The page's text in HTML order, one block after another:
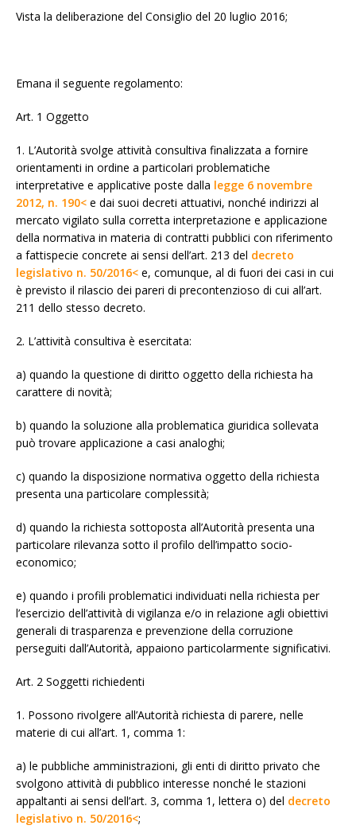
Vista la deliberazione del Consiglio del 20 luglio 2016;
Emana il seguente regolamento:
Art. 1 Oggetto
1. L’Autorità svolge attività consultiva finalizzata a fornire
orientamenti in ordine a particolari problematiche
interpretative e applicative poste dalla legge 6 novembre
2012, n. 190< e dai suoi decreti attuativi, nonché indirizzi al
mercato vigilato sulla corretta interpretazione e applicazione
della normativa in materia di contratti pubblici con riferimento
a fattispecie concrete ai sensi dell’art. 213 del decreto
legislativo n. 50/2016< e, comunque, al di fuori dei casi in cui
è previsto il rilascio dei pareri di precontenzioso di cui all’art.
211 dello stesso decreto.
2. L’attività consultiva è esercitata:
a) quando la questione di diritto oggetto della richiesta ha
carattere di novità;
b) quando la soluzione alla problematica giuridica sollevata
può trovare applicazione a casi analoghi;
c) quando la disposizione normativa oggetto della richiesta
presenta una particolare complessità;
d) quando la richiesta sottoposta all’Autorità presenta una
particolare rilevanza sotto il profilo dell’impatto socio-
economico;
e) quando i profili problematici individuati nella richiesta per
l’esercizio dell’attività di vigilanza e/o in relazione agli obiettivi
generali di trasparenza e prevenzione della corruzione
perseguiti dall’Autorità, appaiono particolarmente significativi.
Art. 2 Soggetti richiedenti
1. Possono rivolgere all’Autorità richiesta di parere, nelle
materie di cui all’art. 1, comma 1:
a) le pubbliche amministrazioni, gli enti di diritto privato che
svolgono attività di pubblico interesse nonché le stazioni
appaltanti ai sensi dell’art. 3, comma 1, lettera o) del decreto
legislativo n. 50/2016<;